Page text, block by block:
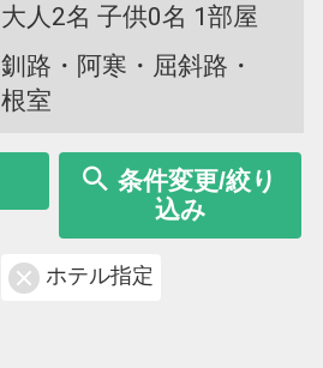
大人2名 子供0名 1部屋
釧路・阿寒・屈斜路・
根室
条件変更/絞り
込み
ホテル指定